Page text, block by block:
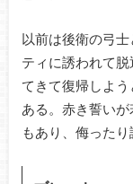
以前は後衛の弓
ティに誘われて
てきて復帰しよ
ある。赤き誓い
もあり、侮ったり